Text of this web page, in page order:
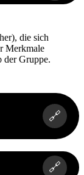
die sich
Merkmale
der Gruppe.
🔗
🔗